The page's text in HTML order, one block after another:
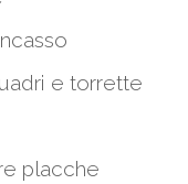
e torrette
placche